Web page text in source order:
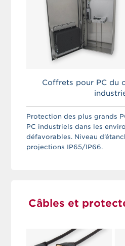
Coffrets pour PC du
Protection des plus grands
PC industriels dans les
défavorables. Niveau
projections IP65/IP66.
Câbles et